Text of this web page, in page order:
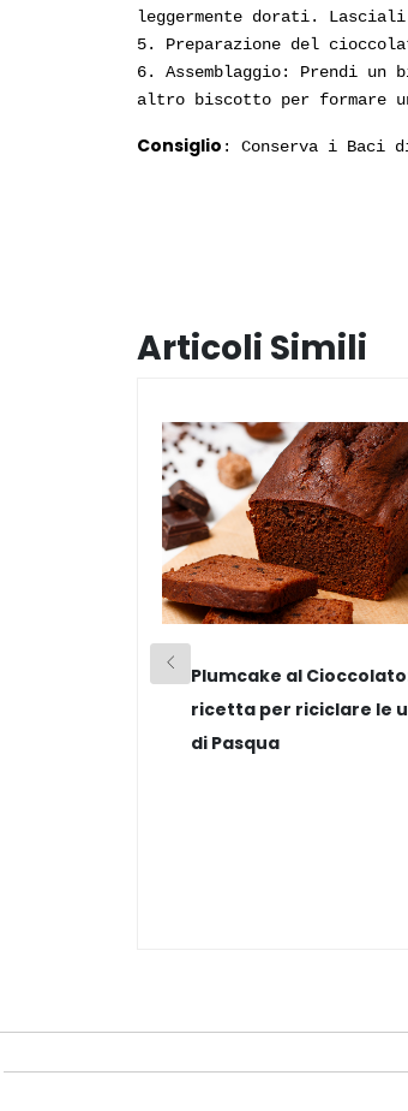
leggermente dorati. Lasciali
5. Preparazione del
6. Assemblaggio: Prendi
altro biscotto per formare
Consiglio : Conserva i Baci
Articoli Simili
Plumcake al
ricetta per riciclare le
di Pasqua